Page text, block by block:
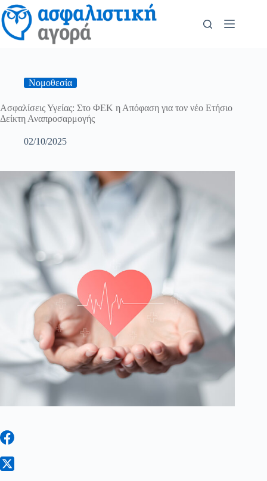
Νομοθεσία
Ασφαλίσεις Υγείας: Στο ΦΕΚ η Απόφαση για τον νέο Ετήσιο
Δείκτη Αναπροσαρμογής
02/10/2025